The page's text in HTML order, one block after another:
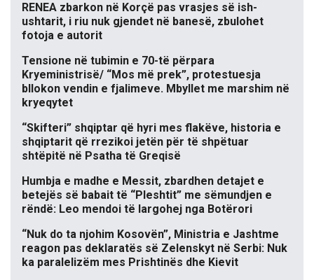
RENEA zbarkon në Korçë pas vrasjes së ish-
ushtarit, i riu nuk gjendet në banesë, zbulohet
fotoja e autorit
Tensione në tubimin e 70-të përpara
Kryeministrisë/ “Mos më prek”, protestuesja
bllokon vendin e fjalimeve. Mbyllet me marshim në
kryeqytet
“Skifteri” shqiptar që hyri mes flakëve, historia e
shqiptarit që rrezikoi jetën për të shpëtuar
shtëpitë në Psatha të Greqisë
Humbja e madhe e Messit, zbardhen detajet e
betejës së babait të “Pleshtit” me sëmundjen e
rëndë: Leo mendoi të largohej nga Botërori
“Nuk do ta njohim Kosovën”, Ministria e Jashtme
reagon pas deklaratës së Zelenskyt në Serbi: Nuk
ka paralelizëm mes Prishtinës dhe Kievit